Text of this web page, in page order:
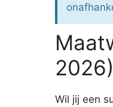
2026)
Wil jij een